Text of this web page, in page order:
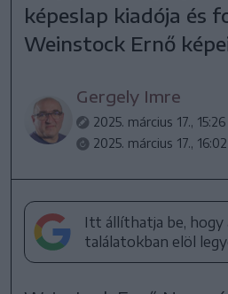
képeslap kiadója és
Weinstock Ernő
Gergely Imre
2025. március 17., 15:26
2025. március 17., 16:02
Itt állíthatja be, hogy
találatokban elöl